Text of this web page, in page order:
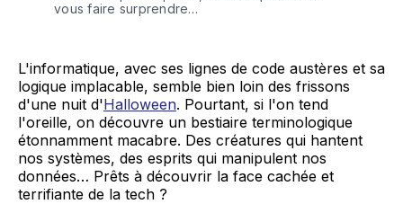
vous faire surprendre…
L'informatique, avec ses lignes de code austères et sa
logique implacable, semble bien loin des frissons
d'une nuit d'Halloween. Pourtant, si l'on tend
l'oreille, on découvre un bestiaire terminologique
étonnamment macabre. Des créatures qui hantent
nos systèmes, des esprits qui manipulent nos
données… Prêts à découvrir la face cachée et
terrifiante de la tech ?